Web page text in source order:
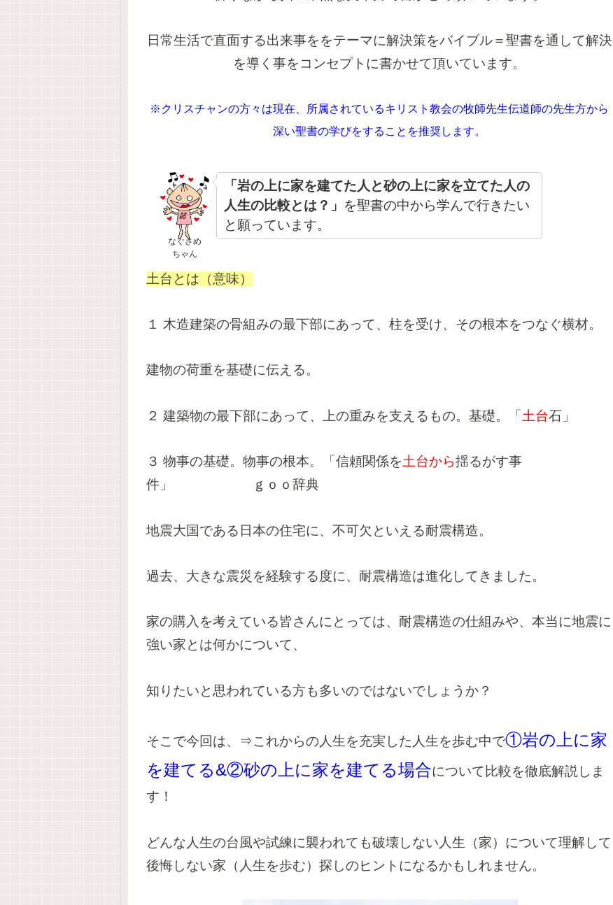
日常生活で直面する出来事ををテーマに解決策をバイブル＝聖書を通して解決
を導く事をコンセプトに書かせて頂いています。
※クリスチャンの方々は現在、所属されているキリスト教会の牧師先生伝道師の先生方から
深い聖書の学びをすることを推奨します。
なぐさめ
ちゃん
「岩の上に家を建てた人と砂の上に家を立てた人の
人生の比較とは？」 を聖書の中から学んで行きたい
と願っています。
土台 と は（意味）
１ 木造建築の骨組みの最下部にあって、柱を受け、その根本をつなぐ横材。
建物の荷重を基礎に伝える。
２ 建築物の最下部にあって、上の重みを支えるもの。基礎。「土台石」
３ 物事の基礎。物事の根本。「信頼関係を土台から揺るがす事
件」 ｇｏｏ辞典
地震大国である日本の住宅に、不可欠といえる耐震構造。
過去、大きな震災を経験する度に、耐震構造は進化してきました。
家の購入を考えている皆さんにとっては、耐震構造の仕組みや、本当に地震に
強い家とは何かについて、
知りたいと思われている方も多いのではないでしょうか？
そこで今回は、⇒これからの人生を充実した人生を歩む中で①岩の上に家
を建てる&②砂の上に家を建てる場合について比較を徹底解説しま
す！
どんな人生の台風や試練に襲われても破壊しない人生（家）について理解して
後悔しない家（人生を歩む）探しのヒントになるかもしれません。